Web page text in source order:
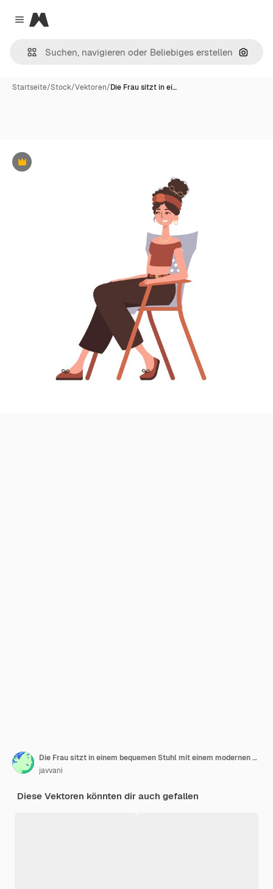
Close menu
Magnific
Nach
Startseite/Stock/Vektoren/Die Frau sitzt in ei…
Premium
Die Frau sitzt in einem bequemen Stuhl mit einem modernen Stil.
javvani
Diese Vektoren könnten dir auch gefallen